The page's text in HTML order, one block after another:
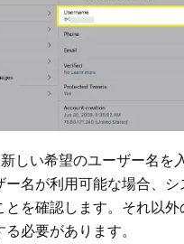
しい希望のユーザー名を
ー名が利用可能な場合、
とを確認します。それ以
必要があります。